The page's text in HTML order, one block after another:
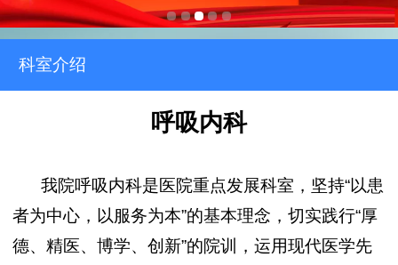
科室介绍
呼吸内科
我院呼吸内科是医院重点发展科室，坚持“以患
者为中心 ，以服务为本”的基本理念，切实践行“厚
德、精医、博学、创新”的院训，运用现代医学先